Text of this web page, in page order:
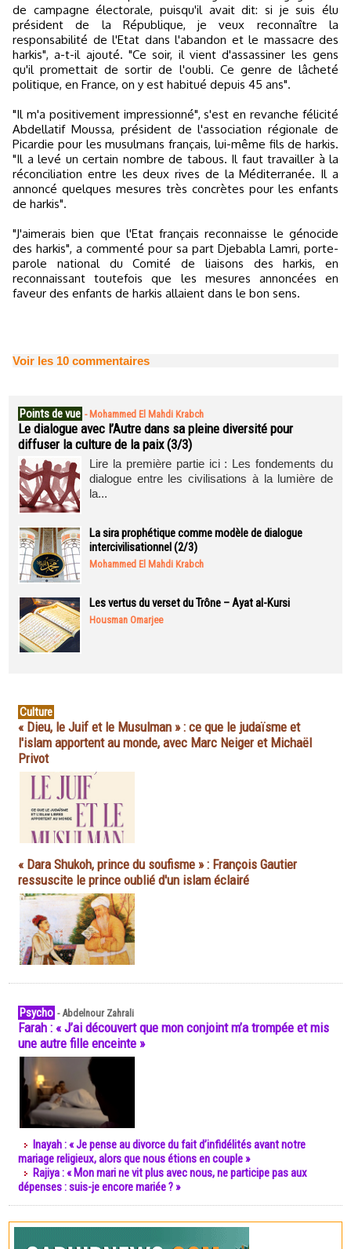
de campagne électorale, puisqu'il avait dit: si je suis élu
président de la République, je veux reconnaître la
responsabilité de l'Etat dans l'abandon et le massacre des
harkis", a-t-il ajouté. "Ce soir, il vient d'assassiner les gens
qu'il promettait de sortir de l'oubli. Ce genre de lâcheté
politique, en France, on y est habitué depuis 45 ans".
"Il m'a positivement impressionné", s'est en revanche félicité
Abdellatif Moussa, président de l'association régionale de
Picardie pour les musulmans français, lui-même fils de harkis.
"Il a levé un certain nombre de tabous. Il faut travailler à la
réconciliation entre les deux rives de la Méditerranée. Il a
annoncé quelques mesures très concrètes pour les enfants
de harkis".
"J'aimerais bien que l'Etat français reconnaisse le génocide
des harkis", a commenté pour sa part Djebabla Lamri, porte-
parole national du Comité de liaisons des harkis, en
reconnaissant toutefois que les mesures annoncées en
faveur des enfants de harkis allaient dans le bon sens.
Voir les 10 commentaires
Points de vue - Mohammed El Mahdi Krabch
Le dialogue avec l’Autre dans sa pleine diversité pour
diffuser la culture de la paix (3/3)
Lire la première partie ici : Les fondements du
dialogue entre les civilisations à la lumière de
la...
La sira prophétique comme modèle de dialogue
intercivilisationnel (2/3)
Mohammed El Mahdi Krabch
Les vertus du verset du Trône – Ayat al-Kursi
Housman Omarjee
Culture
« Dieu, le Juif et le Musulman » : ce que le judaïsme et
l'islam apportent au monde, avec Marc Neiger et Michaël
Privot
« Dara Shukoh, prince du soufisme » : François Gautier
ressuscite le prince oublié d'un islam éclairé
Psycho -Abdelnour Zahrali
Farah : « J’ai découvert que mon conjoint m’a trompée et mis
une autre fille enceinte »
Inayah : « Je pense au divorce du fait d’infidélités avant notre
mariage religieux, alors que nous étions en couple »
Rajiya : « Mon mari ne vit plus avec nous, ne participe pas aux
dépenses : suis-je encore mariée ? »